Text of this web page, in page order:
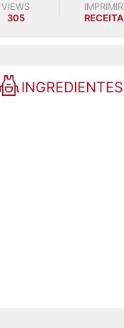
VIEWS
305
IMPRIMIR
RECEITA
INGREDIENTES